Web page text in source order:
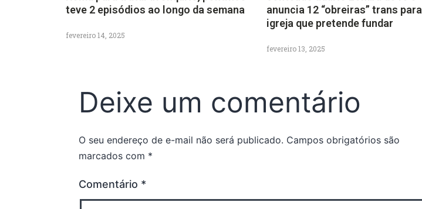
teve 2 episódios ao longo da semana
fevereiro 14, 2025
anuncia 12 “obreiras” trans para
igreja que pretende fundar
fevereiro 13, 2025
Deixe um comentário
O seu endereço de e-mail não será publicado. Campos obrigatórios são
marcados com *
Comentário *